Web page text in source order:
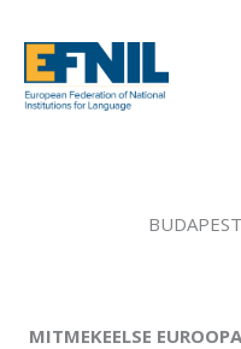
content
MITMEKEELSE